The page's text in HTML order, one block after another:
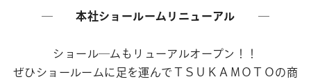
―本社ショールームリニューアル ―
ショール―ムもリューアルオープン！！
ぜひショールームに足を運んでＴＳＵＫＡＭＯＴＯの商